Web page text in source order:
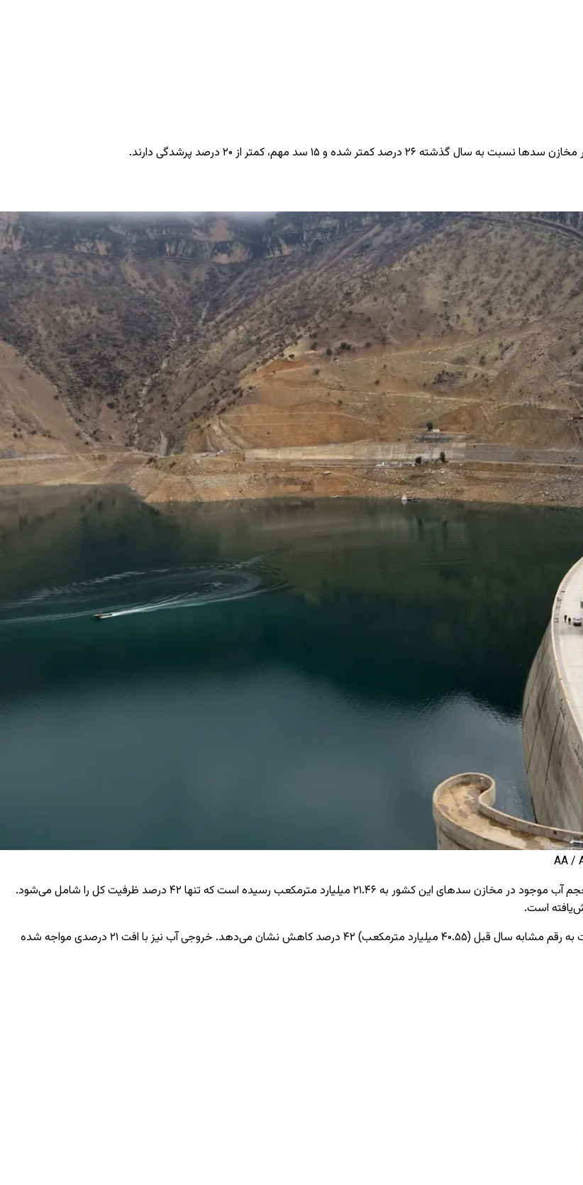
شده و ۱۵ سد مهم، کمتر از ۲۰ درصد پرشدگی دارند.
بر اساس گزارش شرکت مدیریت منابع آب ایران، از ابتدای سال آبی جاری ۹ آگوست، حجم آب موجود در مخازن سدهای این کشور به ۲۱.۴۶ میلیارد مترمکعب رسیده است که تنها ۴۲ درصد ظرفیت کل را شامل می‌شود.
ورودی آب به سدهای این کشور در این مدت ۲۳.۵۶ میلیارد مترمکعب بوده که نسبت به رقم مشابه سال قبل (۴۰.۵۵ میلیارد مترمکعب) ۴۲ درصد کاهش نشان می‌دهد. خروجی آب نیز با افت ۲۱ درصدی مواجه شده